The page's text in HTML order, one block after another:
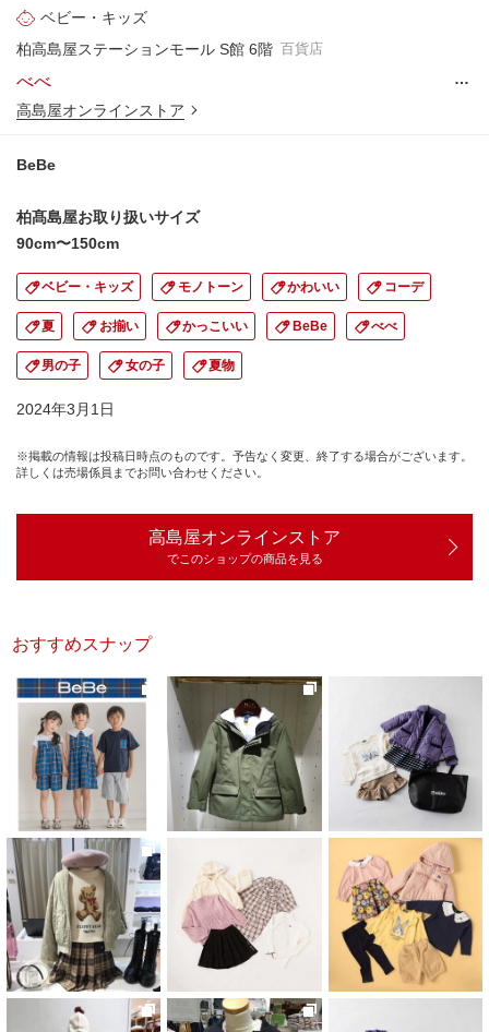
ベビー・キッズ
柏高島屋ステーションモール S館 6階 百貨店
べべ
…
高島屋オンラインストア
BeBe
柏髙島屋お取り扱いサイズ
90cm〜150cm
ベビー・キッズ モノトーン かわいい コーデ
夏 お揃い かっこいい BeBe べべ
男の子 女の子 夏物
2024年3月1日
※掲載の情報は投稿日時点のものです。予告なく変更、終了する場合がございます。
詳しくは売場係員までお問い合わせください。
高島屋オンラインストア
でこのショップの商品を見る
おすすめスナップ